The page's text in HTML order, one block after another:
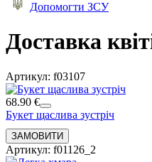
Допомогти ЗСУ
Доставка
Артикул: f03107
68.90 €
Букет щаслива зустріч
Артикул: f01126_2